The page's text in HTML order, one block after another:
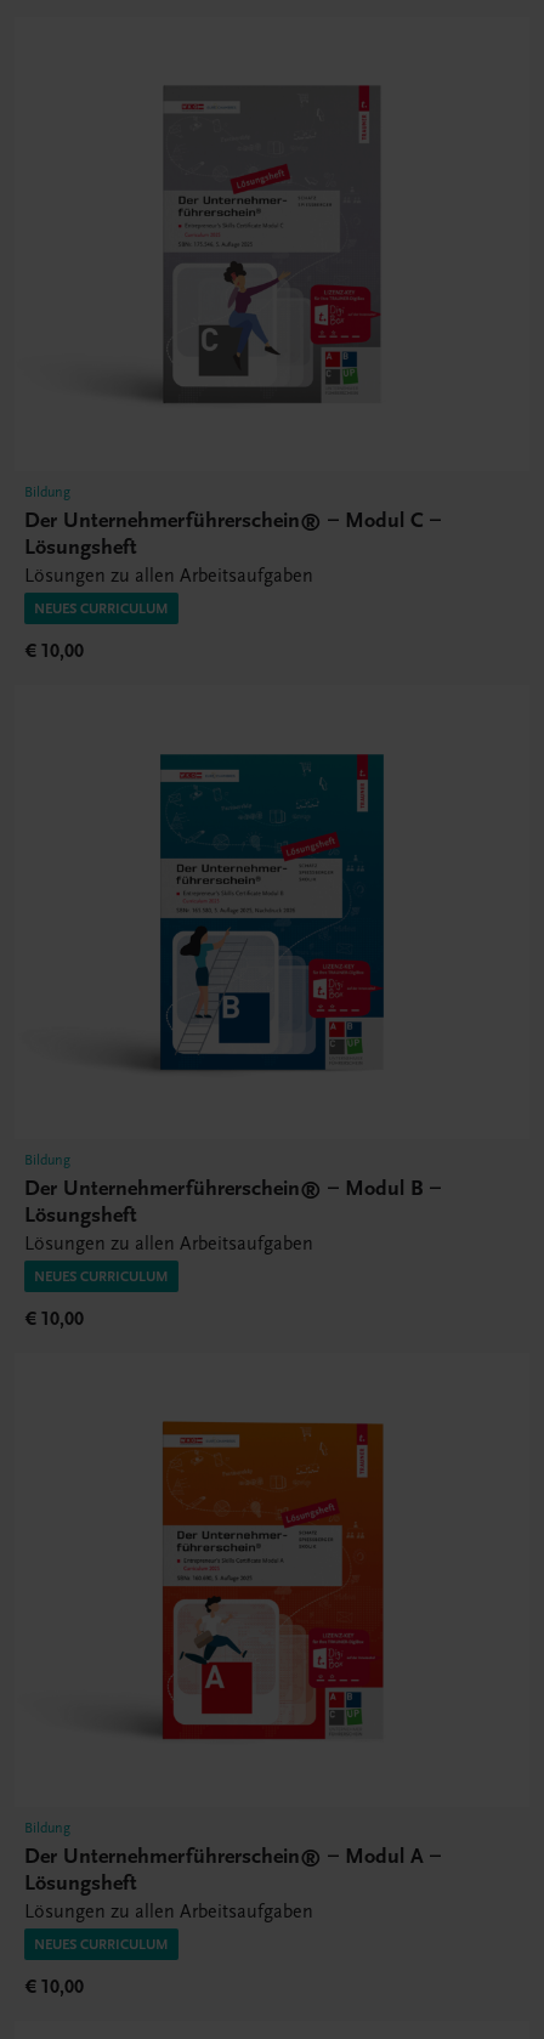
Bildung
Der Unternehmerführerschein® – Modul C –
Lösungsheft
Lösungen zu allen Arbeitsaufgaben
NEUES CURRICULUM
€ 10,00
Bildung
Der Unternehmerführerschein® – Modul B –
Lösungsheft
Lösungen zu allen Arbeitsaufgaben
NEUES CURRICULUM
€ 10,00
Bildung
Der Unternehmerführerschein® – Modul A –
Lösungsheft
Lösungen zu allen Arbeitsaufgaben
NEUES CURRICULUM
€ 10,00